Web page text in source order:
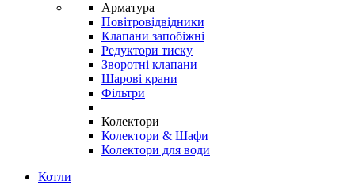
Арматура
Повітровідвідники
Клапани запобіжні
Редуктори тиску
Зворотні клапани
Шарові крани
Фільтри
Колектори
Колектори & Шафи
Колектори для води
Котли